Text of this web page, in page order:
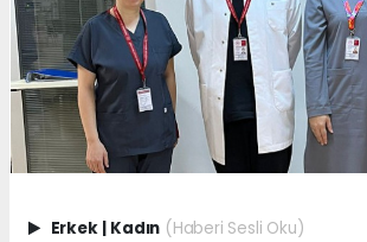
Erkek | Kadın (Haberi Sesli Oku)